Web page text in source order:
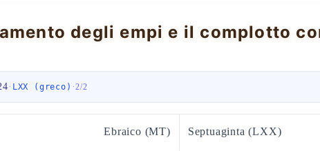
· LXX (greco) ·2/2
Ebraico (MT) Septuaginta (LXX)